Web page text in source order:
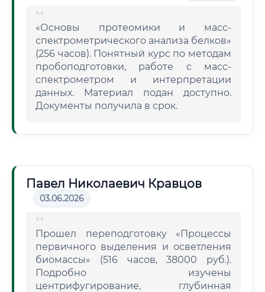
«Основы протеомики и масс-
спектрометрического анализа белков»
(256 часов). Понятный курс по методам
пробоподготовки, работе с масс-
спектрометром и интерпретации
данных. Материал подан доступно.
Документы получила в срок.
Павел Николаевич Кравцов
03.06.2026
Прошел переподготовку «Процессы
первичного выделения и осветления
биомассы» (516 часов, 38000 руб.).
Подробно изучены
центрифугирование, глубинная